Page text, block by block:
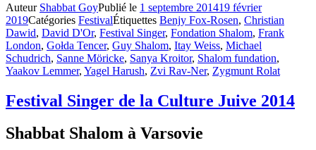
Auteur Shabbat GoyPublié le 1 septembre 201419 février
2019Catégories FestivalÉtiquettes Benjy Fox-Rosen, Christian
Dawid, David D'Or, Festival Singer, Fondation Shalom, Frank
London, Gołda Tencer, Guy Shalom, Itay Weiss, Michael
Schudrich, Sanne Möricke, Sanya Kroitor, Shalom fundation,
Yaakov Lemmer, Yagel Harush, Zvi Rav-Ner, Zygmunt Rolat
Festival Singer de la Culture Juive 2014
Shabbat Shalom à Varsovie